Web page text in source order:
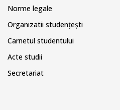
Norme legale
Organizatii studențești
Carnetul studentului
Acte studii
Secretariat